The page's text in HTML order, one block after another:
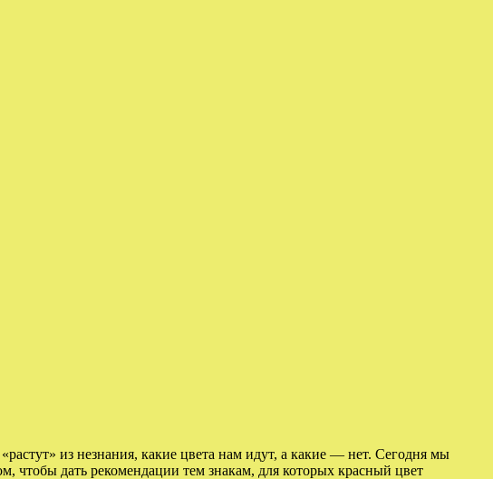
из незнания, какие цвета нам идут, а какие — нет. Сегодня мы
чтобы дать рекомендации тем знакам, для которых красный цвет